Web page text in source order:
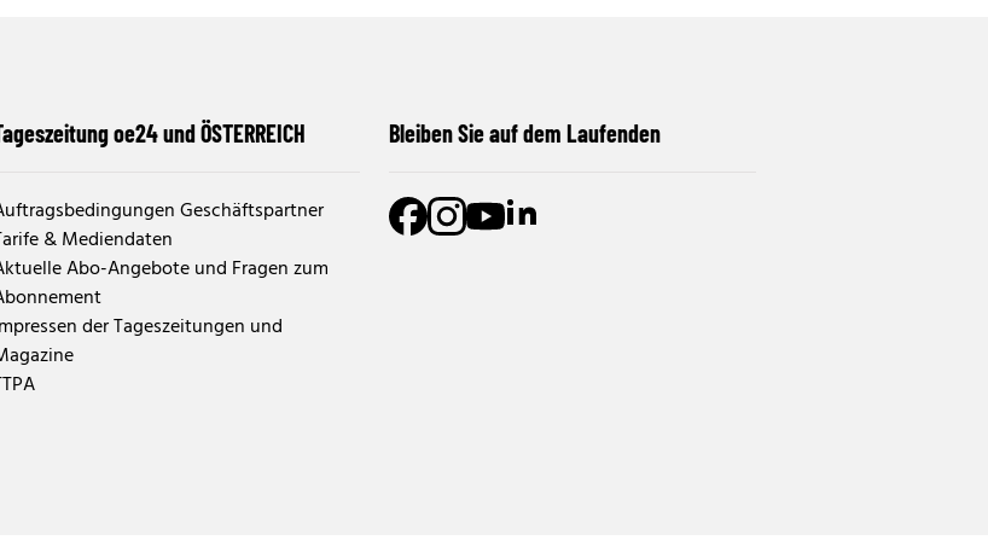
oe24 und ÖSTERREICH
Geschäftspartner
& Mediendaten
Abo-Angebote und Fragen zum
der Tageszeitungen und
Bleiben Sie auf dem Laufenden